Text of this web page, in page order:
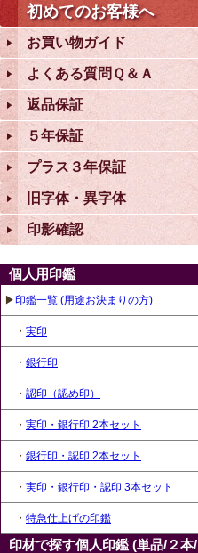
初めてのお客様へ
お買い物ガイド
よくある質問Ｑ＆Ａ
返品保証
５年保証
プラス３年保証
旧字体・異字体
印影確認
個人用印鑑
▶印鑑一覧 (用途お決まりの方)
・ 実印
・ 銀行印
・ 認印（認め印）
・ 実印・銀行印 2本セット
・ 銀行印・認印 2本セット
・ 実印・銀行印・認印 3本セット
・ 特急仕上げの印鑑
印材で探す個人印鑑 (単品/２本/